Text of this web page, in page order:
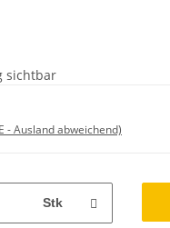
sichtbar
- Ausland abweichend)
Stk